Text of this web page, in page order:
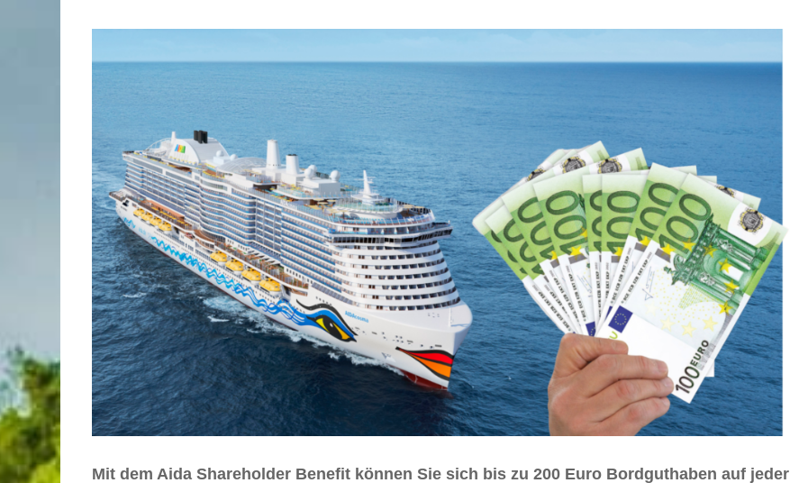
Mit dem Aida Shareholder Benefit können Sie sich bis zu 200 Euro Bordguthaben auf jeder